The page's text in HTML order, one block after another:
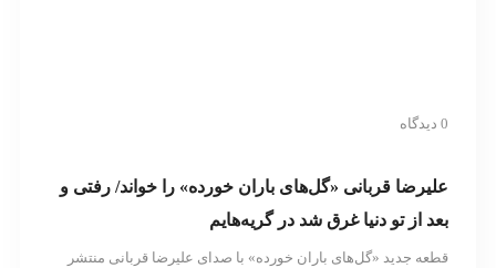
0 دیدگاه
علیرضا قربانی «گل‌های باران خورده» را خواند/ رفتی و
بعد از تو دنیا غرق شد در گریه‌هایم
قطعه جدید «گل‌های باران خورده» با صدای علیرضا قربانی منتشر